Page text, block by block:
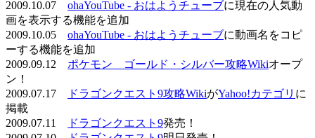
2009.10.07 ohaYouTube - おはようチューブに現在の人気動
画を表示する機能を追加
2009.10.05 ohaYouTube - おはようチューブに動画名をコピ
ーする機能を追加
2009.09.12 ポケモン ゴールド・シルバー攻略Wikiオープ
ン！
2009.07.17
ドラゴンクエスト9攻略WikiがYahoo!カテゴリ に
掲載
2009.07.11
ドラゴンクエスト9発売！